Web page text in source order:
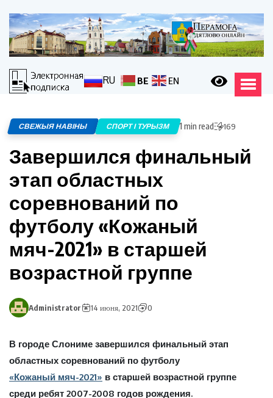
RU BE EN
СВЕЖЫЯ НАВІНЫ СПОРТ І ТУРЫЗМ 1 min read 169
Завершился финальный
этап областных
соревнований по
футболу «Кожаный
мяч-2021» в старшей
возрастной группе
Administrator 14 июня, 2021 0
В городе Слониме завершился финальный этап
областных соревнований по футболу
«Кожаный мяч-2021» в старшей возрастной группе
среди ребят 2007-2008 годов рождения.